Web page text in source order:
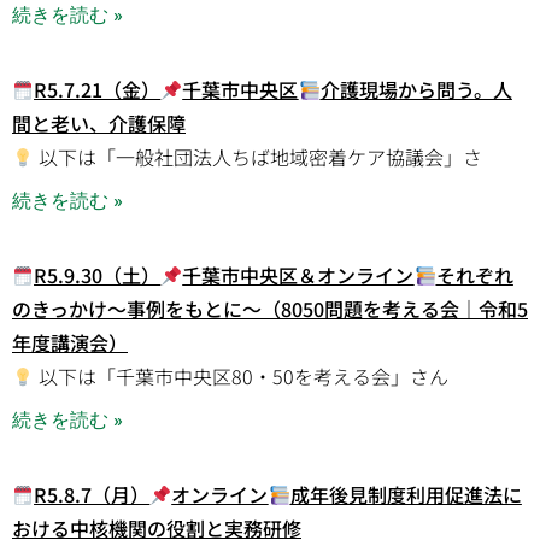
続きを読む »
R5.7.21（金） 千葉市中央区
介護現場から問う。人
間と老い、介護保障
以下は「一般社団法人ちば地域密着ケア協議会」さ
続きを読む »
R5.9.30（土） 千葉市中央区＆オンライン
それぞれ
のきっかけ～事例をもとに～（8050問題を考える会｜令和5
年度講演会）
以下は「千葉市中央区80・50を考える会」さん
続きを読む »
R5.8.7（月） オンライン
成年後見制度利用促進法に
おける中核機関の役割と実務研修